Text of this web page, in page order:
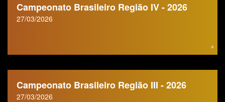
Campeonato Brasileiro Região IV - 2026
27/03/2026
Campeonato Brasileiro Região III - 2026
27/03/2026